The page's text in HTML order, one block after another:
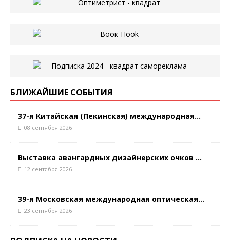
БЛИЖАЙШИЕ СОБЫТИЯ
37-я Китайская (Пекинская) международная...
08 сентября 2026
Выставка авангардных дизайнерских очков ...
12 сентября 2026
39-я Московская международная оптическая...
23 сентября 2026